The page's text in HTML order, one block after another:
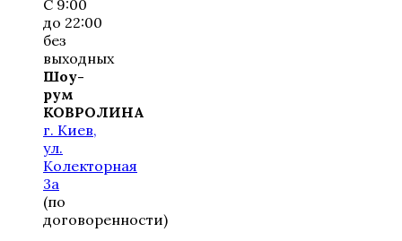
С 9:00
до 22:00
без
выходных
Шоу-
рум
КОВРОЛИНА
г. Киев,
ул.
Колекторная
3а
(по
договоренности)